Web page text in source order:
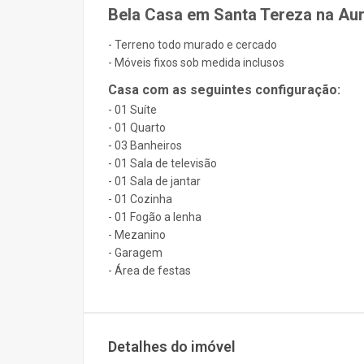
Bela Casa em Santa Tereza na
- Terreno todo murado e cercado
- Móveis fixos sob medida inclusos
Casa com as seguintes configuração:
- 01 Suíte
- 01 Quarto
- 03 Banheiros
- 01 Sala de televisão
- 01 Sala de jantar
- 01 Cozinha
- 01 Fogão a lenha
- Mezanino
- Garagem
- Área de festas
Detalhes do imóvel